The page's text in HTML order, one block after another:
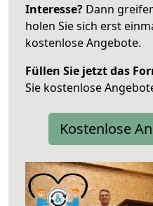
Interesse? Dann
holen Sie sich erst
kostenlose Angebote.
Füllen Sie jetzt das
Sie kostenlose
Kostenlose